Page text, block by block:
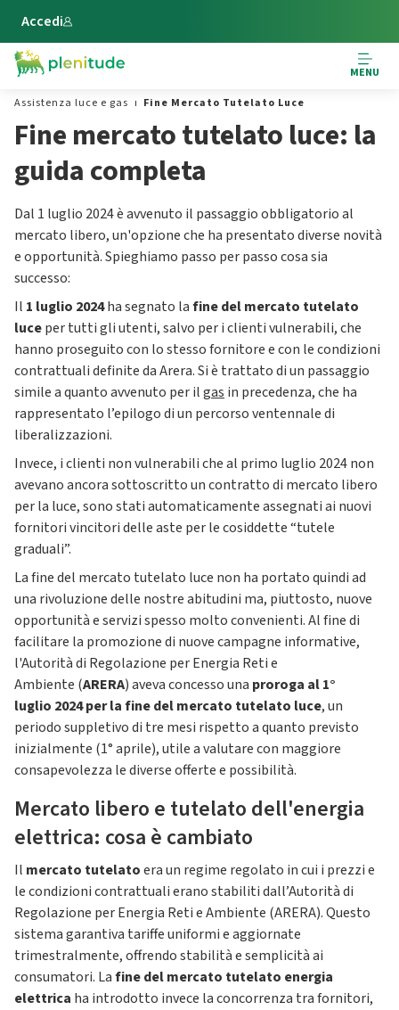
Vai al contenuto principale
Accedi
MENU
Assistenza luce e gas
Fine Mercato Tutelato Luce
Fine mercato tutelato luce: la
guida completa
Dal 1 luglio 2024 è avvenuto il passaggio obbligatorio al
mercato libero, un'opzione che ha presentato diverse novità
e opportunità. Spieghiamo passo per passo cosa sia
successo:
Il 1 luglio 2024ha segnato lafine del mercato tutelato
luceper tutti gli utenti, salvo per i clienti vulnerabili, che
hanno proseguito con lo stesso fornitore e con le condizioni
contrattuali definite da Arera. Si è trattato di un passaggio
simile a quanto avvenuto per ilgas in precedenza, che ha
rappresentato l’epilogo di un percorso ventennale di
liberalizzazioni.
Invece, i clienti non vulnerabili che al primo luglio 2024 non
avevano ancora sottoscritto un contratto di mercato libero
per la luce, sono stati automaticamente assegnati ai nuovi
fornitori vincitori delle aste per le cosiddette “tutele
graduali”.
La fine del mercato tutelato luce non ha portato quindi ad
una rivoluzione delle nostre abitudini ma, piuttosto, nuove
opportunità e servizi spesso molto convenienti. Al fine di
facilitare la promozione di nuove campagne informative,
l'Autorità di Regolazione per Energia Reti e
Ambiente (ARERA) aveva concesso una proroga al 1°
luglio 2024 per la fine del mercato tutelato luce, un
periodo suppletivo di tre mesi rispetto a quanto previsto
inizialmente (1° aprile), utile a valutare con maggiore
consapevolezza le diverse offerte e possibilità.
Mercato libero e tutelato dell'energia
elettrica: cosa è cambiato
Il mercato tutelatoera un regime regolato in cui i prezzi e
le condizioni contrattuali erano stabiliti dall’Autorità di
Regolazione per Energia Reti e Ambiente (ARERA). Questo
sistema garantiva tariffe uniformi e aggiornate
trimestralmente, offrendo stabilità e semplicità ai
consumatori. Lafine del mercato tutelato energia
elettrica ha introdotto invece la concorrenza tra fornitori,